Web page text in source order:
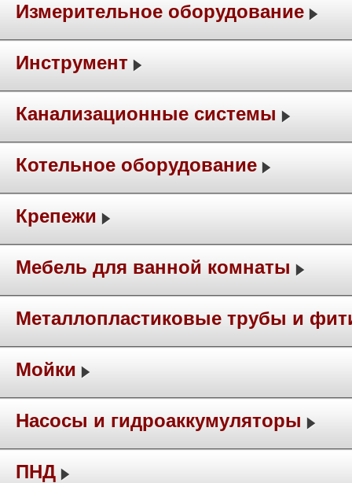
Измерительное оборудование
Инструмент
Канализационные системы
Котельное оборудование
Крепежи
Мебель для ванной комнаты
Металлопластиковые трубы и
Мойки
Насосы и гидроаккумуляторы
ПНД